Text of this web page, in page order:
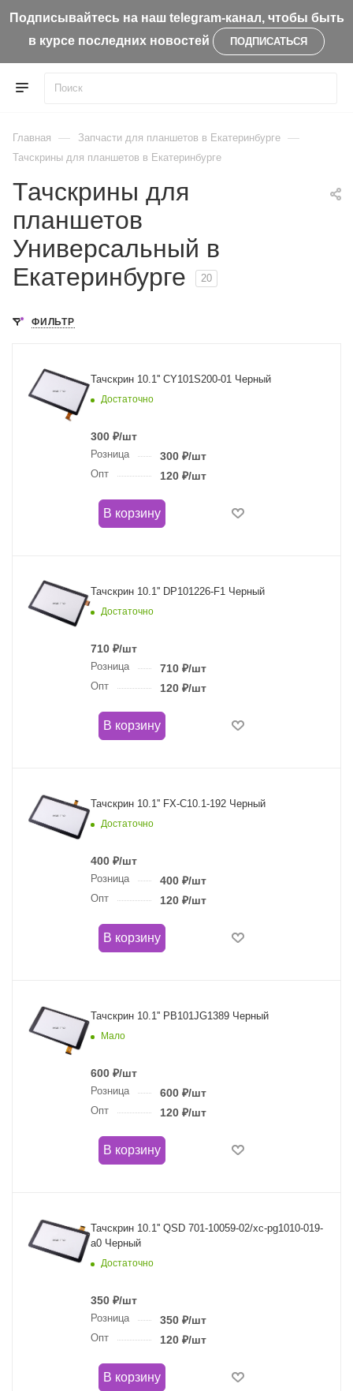
Подписывайтесь на наш telegram-канал, чтобы быть
в курсе последних новостей
ПОДПИСАТЬСЯ
Главная — Запчасти для планшетов в Екатеринбурге —
Тачскрины для планшетов в Екатеринбурге
Тачскрины для
планшетов
Универсальный в
Екатеринбурге
20
ФИЛЬТР
Тачскрин 10.1'' CY101S200-01 Черный
Достаточно
300 ₽/шт
Розница 300₽/шт
Опт 120₽/шт
В корзину
Тачскрин 10.1'' DP101226-F1 Черный
Достаточно
710 ₽/шт
Розница 710₽/шт
Опт 120₽/шт
В корзину
Тачскрин 10.1'' FX-C10.1-192 Черный
Достаточно
400 ₽/шт
Розница 400₽/шт
Опт 120₽/шт
В корзину
Тачскрин 10.1'' PB101JG1389 Черный
Мало
600 ₽/шт
Розница 600₽/шт
Опт 120₽/шт
В корзину
Тачскрин 10.1'' QSD 701-10059-02/xc-pg1010-019-
a0 Черный
Достаточно
350 ₽/шт
Розница 350₽/шт
Опт 120₽/шт
В корзину